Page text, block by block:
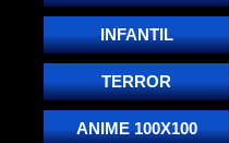
INFANTIL
TERROR
ANIME 100X100